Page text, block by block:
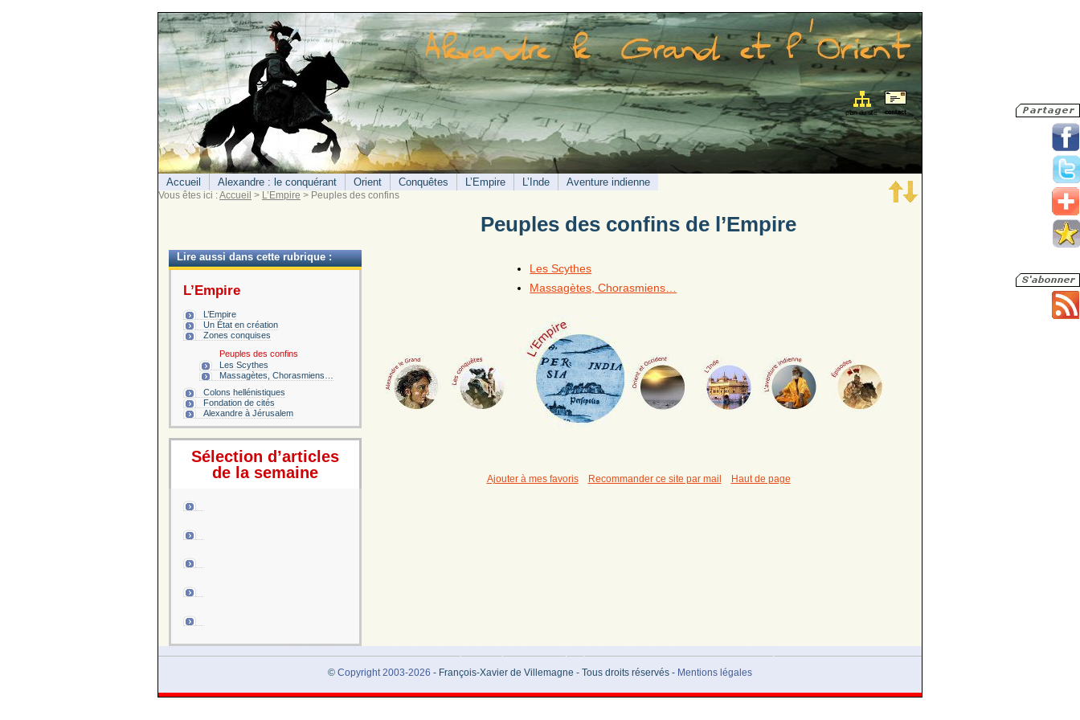
Accueil Alexandre : le conquérant Orient Conquêtes L’Empire L’Inde Aventure indienne
Vous êtes ici :Accueil > L’Empire > Peuples des confins
Lire aussi dans cette rubrique :
L’Empire
L’Empire
Un État en création
Zones conquises
Peuples des confins
Les Scythes
Massagètes, Chorasmiens…
Colons hellénistiques
Fondation de cités
Alexandre à Jérusalem
Sélection d’articles
de la semaine
Peuples des confins de l’Empire
Les Scythes
Massagètes, Chorasmiens…
Ajouter à mes favoris Recommander ce site par mail Haut de page
© Copyright 2003-2026 - François-Xavier de Villemagne - Tous droits réservés - Mentions légales